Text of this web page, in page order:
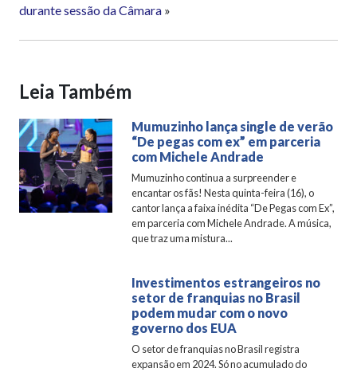
durante sessão da Câmara »
Leia Também
Mumuzinho lança single de verão
“De pegas com ex” em parceria
com Michele Andrade
Mumuzinho continua a surpreender e
encantar os fãs! Nesta quinta-feira (16), o
cantor lança a faixa inédita “De Pegas com Ex”,
em parceria com Michele Andrade. A música,
que traz uma mistura...
Investimentos estrangeiros no
setor de franquias no Brasil
podem mudar com o novo
governo dos EUA
O setor de franquias no Brasil registra
expansão em 2024. Só no acumulado do